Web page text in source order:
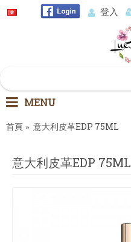
登入
MENU
首頁 意大利皮革EDP 75ML
意大利皮革EDP 75ML